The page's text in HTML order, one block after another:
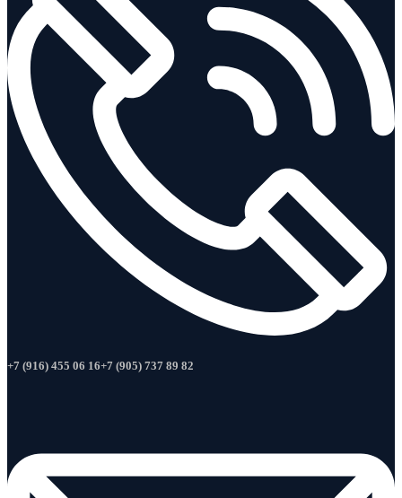
+7 (916) 455 06 16+7 (905) 737 89 82